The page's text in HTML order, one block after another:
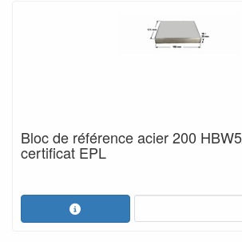
Bloc de référence acier 200
certificat EPL